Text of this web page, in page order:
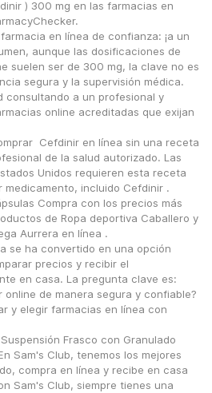
) 300 mg en las farmacias en
en línea de confianza: ¡a un
aunque las dosificaciones de
suelen ser de 300 mg, la clave no es
segura y la supervisión médica.
consultando a un profesional y
online acreditadas que exijan
Cefdinir en línea sin una receta
de la salud autorizado. Las
Unidos requieren esta receta
medicamento, incluido Cefdinir .
Compra con los precios más
de Ropa deportiva Caballero y
Aurrera en línea .
se ha convertido en una opción
precios y recibir el
en casa. La pregunta clave es:
online de manera segura y confiable?
y elegir farmacias en línea con
Frasco con Granulado
Sam's Club, tenemos los mejores
compra en línea y recibe en casa
Sam's Club, siempre tienes una